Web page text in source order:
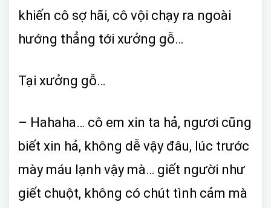
khiến cô sợ hãi, cô vội chạy ra ngoài
hướng thẳng tới xưởng gỗ…
Tại xưởng gỗ…
– Hahaha… cô em xin ta hả, ngươi cũng
biết xin hả, không dễ vậy đâu, lúc trước
mày máu lạnh vậy mà… giết người như
giết chuột, không có chút tình cảm mà